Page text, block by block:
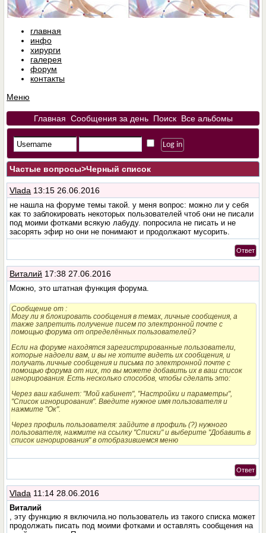
главная
инфо
хирурги
галерея
форум
контакты
Меню
Главная Сообщения за день Поиск Все альбомы
Частые вопросы>Черный список
Vlada 13:15 26.06.2016
не нашла на форуме темы такой. у меня вопрос: можно ли у себя
как то заблокировать некоторых пользователей чтоб они не писали
под моими фотками всякую лабуду. попросила не писать и не
засорять эфир но они не понимают и продолжают мусорить.
Ответ
Виталий 17:38 27.06.2016
Можно, это штатная функция форума.
Сообщение от :
Могу ли я блокировать сообщения в темах, личные сообщения, а
также запретить получение писем по электронной почте с
помощью форума от определённых пользователей?
Если на форуме находятся зарегистрированные пользователи,
которые надоели вам, и вы не хотите видеть их сообщения, и
получать личные сообщения и письма по электронной почте с
помощью форума от них, то вы можете добавить их в ваш список
игнорирования. Есть несколько способов, чтобы сделать это:
Через ваш кабинет: "Мой кабинет", "Настройки и параметры",
"Список игнорирования". Введите нужное имя пользователя и
нажмите "Ок".
Через профиль пользователя: зайдите в профиль (?) нужного
пользователя, нажмите на ссылку "Списки" и выберите "Добавить в
список игнорирования" в отобразившемся меню
Ответ
Vlada 11:14 28.06.2016
Виталий
, эту функцию я включила.но пользователь из такого списка может
продолжать писать под моими фотками и оставлять сообщения на